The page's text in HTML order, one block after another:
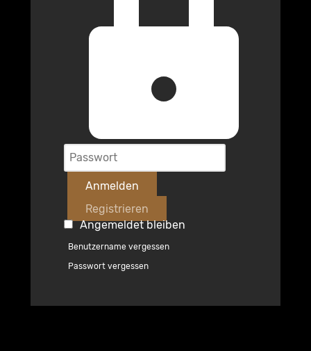
Anmelden
Registrieren
Angemeldet bleiben
Benutzername vergessen
Passwort vergessen